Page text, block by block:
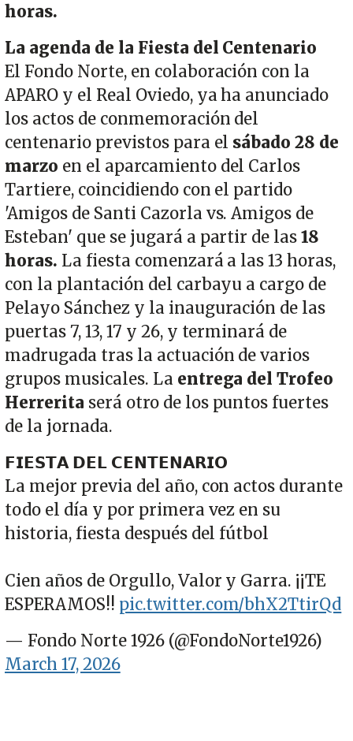
horas.
La agenda de la Fiesta del Centenario
El Fondo Norte, en colaboración con la
APARO y el Real Oviedo, ya ha anunciado
los actos de conmemoración del
centenario previstos para el sábado 28 de
marzo en el aparcamiento del Carlos
Tartiere, coincidiendo con el partido
'Amigos de Santi Cazorla vs. Amigos de
Esteban' que se jugará a partir de las18
horas. La fiesta comenzará a las 13 horas,
con la plantación del carbayu a cargo de
Pelayo Sánchez y la inauguración de las
puertas 7, 13, 17 y 26, y terminará de
madrugada tras la actuación de varios
grupos musicales. La entrega del Trofeo
Herrerita será otro de los puntos fuertes
de la jornada.
𝗙𝗜𝗘𝗦𝗧𝗔 𝗗𝗘𝗟 𝗖𝗘𝗡𝗧𝗘𝗡𝗔𝗥𝗜𝗢
La mejor previa del año, con actos durante
todo el día y por primera vez en su
historia, fiesta después del fútbol
Cien años de Orgullo, Valor y Garra. ¡¡TE
ESPERAMOS!! pic.twitter.com/bhX2TtirQd
— Fondo Norte 1926 (@FondoNorte1926)
March 17, 2026